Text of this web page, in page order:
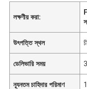
লক্ষণীয় করা:
উৎপত্তি স্থল
ডেলিভারি সময়
ন্যূনতম চাহিদার পরিমাণ